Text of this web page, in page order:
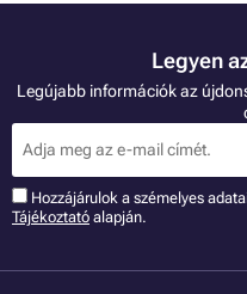
Legyen
Legújabb információk az
Hozzájárulok a szémelyes
Tájékoztató alapján.